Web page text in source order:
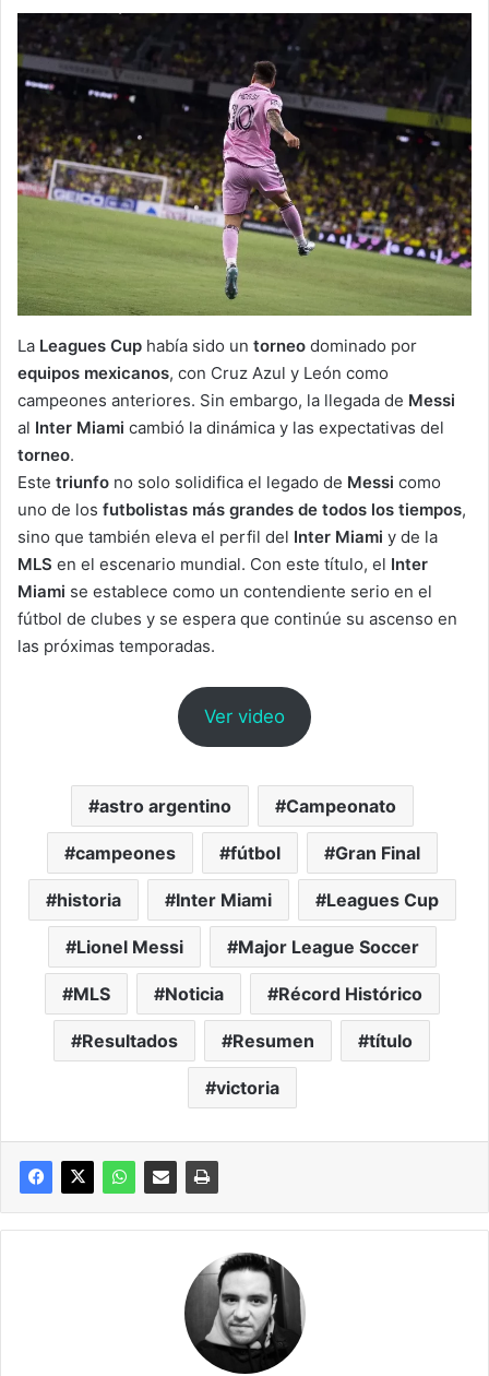
La Leagues Cup había sido un torneo dominado por
equipos mexicanos, con Cruz Azul y León como
campeones anteriores. Sin embargo, la llegada de Messi
al Inter Miami cambió la dinámica y las expectativas del
torneo.
Este triunfo no solo solidifica el legado de Messi como
uno de los futbolistas más grandes de todos los tiempos,
sino que también eleva el perfil del Inter Miami y de la
MLS en el escenario mundial. Con este título, el Inter
Miami se establece como un contendiente serio en el
fútbol de clubes y se espera que continúe su ascenso en
las próximas temporadas.
Ver video
astro argentino Campeonato
campeones fútbol Gran Final
historia Inter Miami Leagues Cup
Lionel Messi Major League Soccer
MLS Noticia Récord Histórico
Resultados Resumen título
victoria